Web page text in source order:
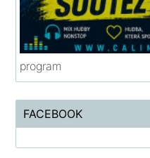
program
FACEBOOK